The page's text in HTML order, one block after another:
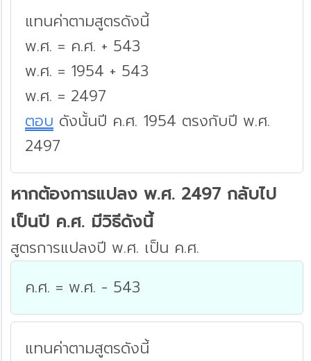
แทนค่าตามสูตรดังนี้
พ.ศ. = ค.ศ. + 543
พ.ศ. = 1954 + 543
พ.ศ. = 2497
ตอบ ดังนั้นปี ค.ศ. 1954 ตรงกับปี พ.ศ.
2497
หากต้องการแปลง พ.ศ. 2497 กลับไป
เป็นปี ค.ศ. มีวิธีดังนี้
สูตรการแปลงปี พ.ศ. เป็น ค.ศ.
ค.ศ. = พ.ศ. - 543
แทนค่าตามสูตรดังนี้